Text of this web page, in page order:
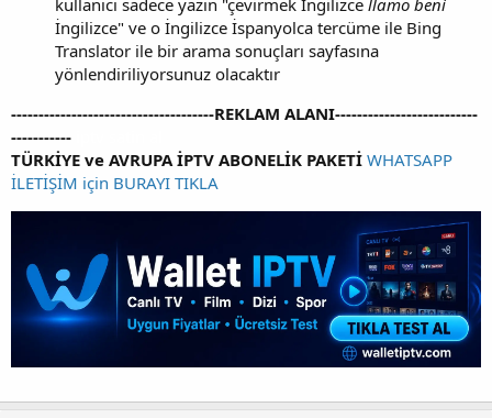
İngilizce" ve o İngilizce İspanyolca tercüme ile Bing
Translator ile bir arama sonuçları sayfasına
yönlendiriliyorsunuz olacaktır
-------------------------------------REKLAM ALANI--------------------------
-----------
TÜRKİYE ve AVRUPA İPTV ABONELİK PAKETİ WHATSAPP
İLETİŞİM için BURAYI TIKLA